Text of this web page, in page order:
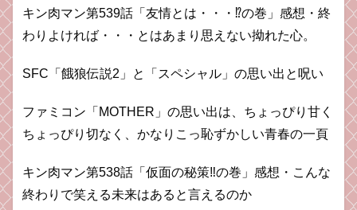
キン肉マン第539話「友情とは・・・⁉︎の巻」感想・終
わりよければ・・・とはあまり思えない拗れた心。
SFC「餓狼伝説2」と「スペシャル」の思い出と呪い
ファミコン「MOTHER」の思い出は、ちょっぴり甘く
ちょっぴり切なく、かなりこっ恥ずかしい青春の一頁
キン肉マン第538話「仮面の秘策‼︎の巻」感想・こんな
終わりで笑える未来はあると言えるのか